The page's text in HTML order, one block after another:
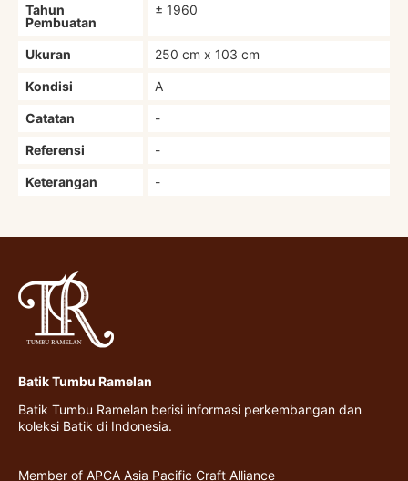
Tahun
Pembuatan
± 1960
Ukuran 250 cm x 103 cm
Kondisi A
Catatan -
Referensi -
Keterangan -
Batik Tumbu Ramelan
Batik Tumbu Ramelan berisi informasi perkembangan dan
koleksi Batik di Indonesia.
Member of APCA Asia Pacific Craft Alliance